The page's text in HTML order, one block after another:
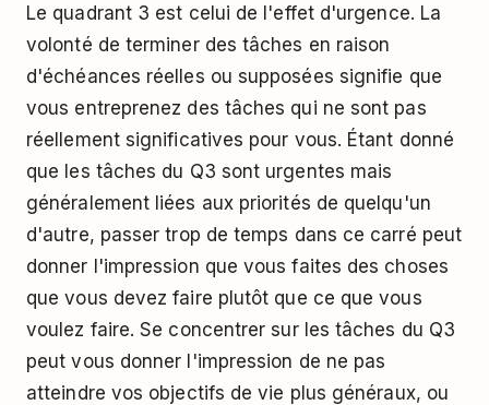
Le quadrant 3 est celui de l'effet d'urgence. La
volonté de terminer des tâches en raison
d'échéances réelles ou supposées signifie que
vous entreprenez des tâches qui ne sont pas
réellement significatives pour vous. Étant donné
que les tâches du Q3 sont urgentes mais
généralement liées aux priorités de quelqu'un
d'autre, passer trop de temps dans ce carré peut
donner l'impression que vous faites des choses
que vous devez faire plutôt que ce que vous
voulez faire. Se concentrer sur les tâches du Q3
peut vous donner l'impression de ne pas
atteindre vos objectifs de vie plus généraux, ou